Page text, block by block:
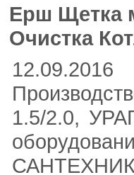
Ерш Щетка
Очистка
12.09.2016
1.5/2.0,